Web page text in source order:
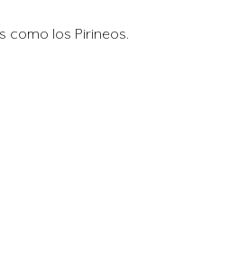
como los Pirineos.